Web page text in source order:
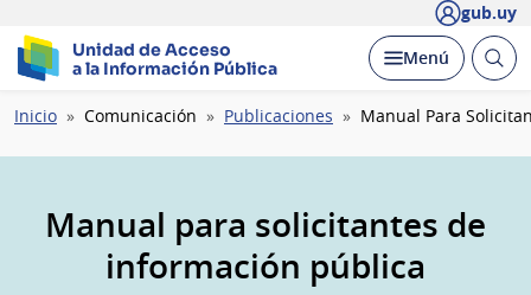
gub.uy
Unidad de Acceso
a la Información Pública
Desplegar
Menú Abrir
Ruta
navegación
Inicio Comunicación Publicaciones Manual Para
Manual para solicitantes de
información pública